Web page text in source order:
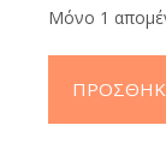
Μόνο 1
Παιχνίδι
Cortex